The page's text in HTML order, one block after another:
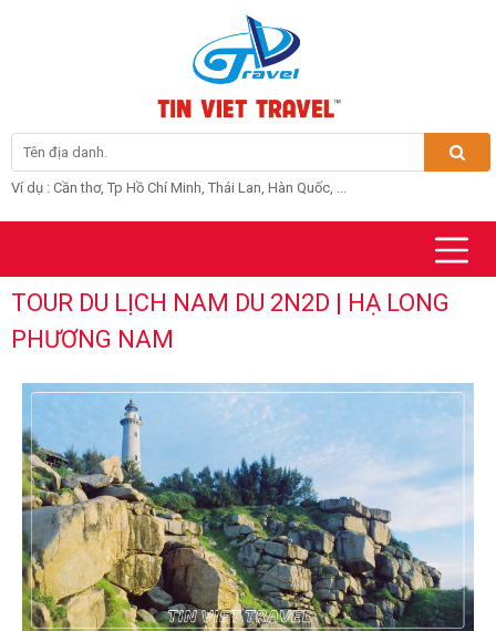
Ví dụ : Cần thơ, Tp Hồ Chí Minh, Thái Lan, Hàn Quốc, ...
TOUR DU LỊCH NAM DU 2N2D | HẠ LONG
PHƯƠNG NAM